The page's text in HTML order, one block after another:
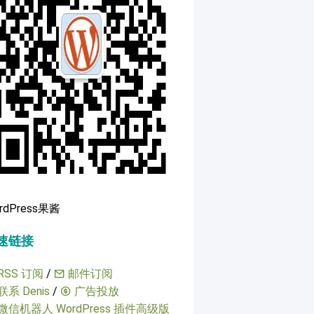
果酱
链接
订阅 /
邮件订阅
系 Denis /
广告投放
信机器人 WordPress 插件高级版